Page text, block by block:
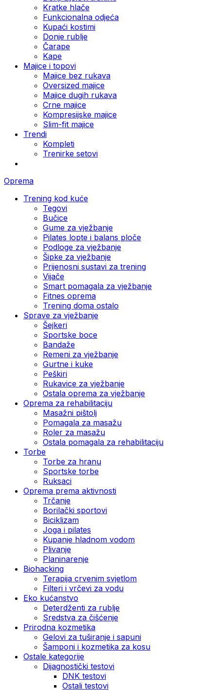
Kratke hlače
Funkcionalna odjeća
Kupaći kostimi
Donje rublje
Čarape
Kape
Majice i topovi
Majice bez rukava
Oversized majice
Majice dugih rukava
Crne majice
Kompresijske majice
Slim-fit majice
Trendi
Kompleti
Trenirke setovi
Oprema
Trening kod kuće
Tegovi
Bučice
Gume za vježbanje
Pilates lopte i balans ploče
Podloge za vježbanje
Šipke za vježbanje
Prijenosni sustavi za trening
Vijače
Smart pomagala za vježbanje
Fitnes oprema
Trening doma ostalo
Sprave za vježbanje
Šejkeri
Sportske boce
Bandaže
Remeni za vježbanje
Gurtne i kuke
Peškiri
Rukavice za vježbanje
Ostala oprema za vježbanje
Oprema za rehabilitaciju
Masažni pištolj
Pomagala za masažu
Roler za masažu
Ostala pomagala za rehabilitaciju
Torbe
Torbe za hranu
Sportske torbe
Ruksaci
Oprema prema aktivnosti
Trčanje
Borilački sportovi
Biciklizam
Joga i pilates
Kupanje hladnom vodom
Plivanje
Planinarenje
Biohacking
Terapija crvenim svjetlom
Filteri i vrčevi za vodu
Eko kućanstvo
Deterdženti za rublje
Sredstva za čišćenje
Prirodna kozmetika
Gelovi za tuširanje i sapuni
Šamponi i kozmetika za kosu
Ostale kategorije
Dijagnostički testovi
DNK testovi
Ostali testovi